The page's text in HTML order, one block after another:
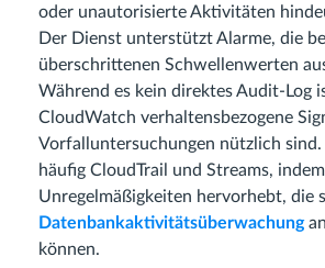
oder unautorisierte Aktivitäten
Der Dienst unterstützt Alarme, die
überschrittenen Schwellenwerten
Während es kein direktes Audit-Log
CloudWatch verhaltensbezogene
Vorfalluntersuchungen nützlich sind.
häufig CloudTrail und Streams,
Unregelmäßigkeiten hervorhebt, die
Datenbankaktivitätsüberwachung
können.